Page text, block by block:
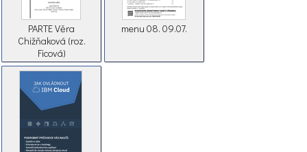
PARTE Věra
Chižňaková (roz.
Ficová)
menu 08. 09.07.